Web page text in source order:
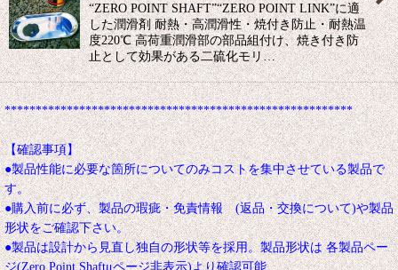
“ZERO POINT SHAFT”“ZERO POINT LINK”に適
した潤滑剤 耐熱・高潤滑性・焼付き防止・耐熱温
度220℃ 高荷重潤滑部の部品組付け、焼き付き防
止として効果がある二硫化モリ…
********************************************************
【確認事項】
●製品性能に必要な箇所についてのみコストを集中させている製品で
す。
●購入前に必ず、製品の瑕疵・免責情報 (返品・交換について)や製品
形状をご確認下さい。
●製品は設計から見直し独自の形状等を採用。製品形状は 各製品ペー
ジ(Zero Point Shaftμページ非表示)より確認可能